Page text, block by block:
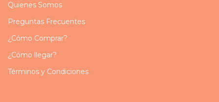
Quienes Somos
Preguntas Frecuentes
¿Cómo Comprar?
¿Cómo llegar?
Términos y Condiciones